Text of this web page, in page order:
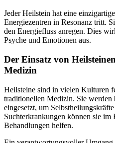
Jeder Heilstein hat eine
Energiezentren in Resonanz tritt.
den Energiefluss anregen. Dies
Psyche und Emotionen aus.
Der Einsatz von
Medizin
Heilsteine sind in vielen Kulturen
traditionellen Medizin. Sie werden
eingesetzt, um
Suchterkrankungen können sie im
Behandlungen helfen.